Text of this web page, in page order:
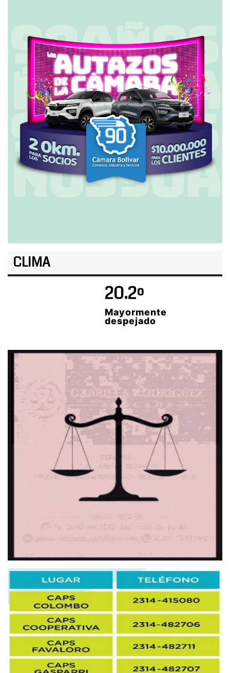
CLIMA
20.2º
Mayormente
despejado